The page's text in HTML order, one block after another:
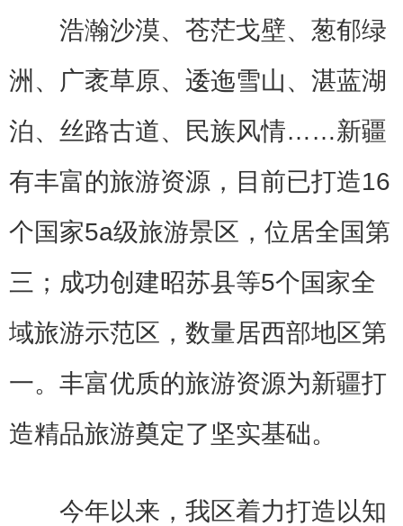
浩瀚沙漠、苍茫戈壁、葱郁绿
洲、广袤草原、逶迤雪山、湛蓝湖
泊、丝路古道、民族风情……新疆
有丰富的旅游资源，目前已打造16
个国家5a级旅游景区，位居全国第
三；成功创建昭苏县等5个国家全
域旅游示范区，数量居西部地区第
一。丰富优质的旅游资源为新疆打
造精品旅游奠定了坚实基础。
今年以来，我区着力打造以知